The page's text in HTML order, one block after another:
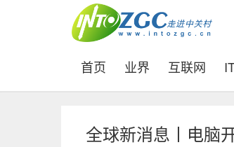
首页 (current)
业界 互联网
全球新消息丨电脑